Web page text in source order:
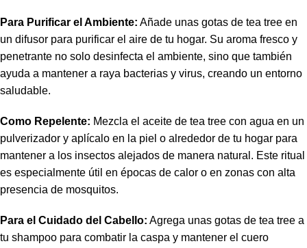
Para Purificar el Ambiente: Añade unas gotas de tea tree en
un difusor para purificar el aire de tu hogar. Su aroma fresco y
penetrante no solo desinfecta el ambiente, sino que también
ayuda a mantener a raya bacterias y virus, creando un entorno
saludable.
Como Repelente: Mezcla el aceite de tea tree con agua en un
pulverizador y aplícalo en la piel o alrededor de tu hogar para
mantener a los insectos alejados de manera natural. Este ritual
es especialmente útil en épocas de calor o en zonas con alta
presencia de mosquitos.
Para el Cuidado del Cabello: Agrega unas gotas de tea tree a
tu shampoo para combatir la caspa y mantener el cuero